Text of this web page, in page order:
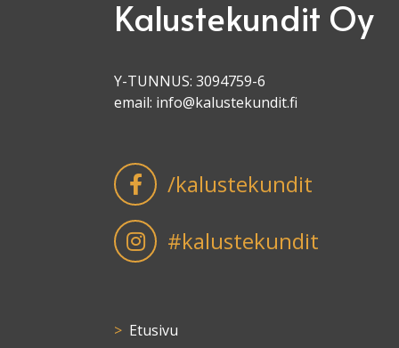
Kalustekundit Oy
Y-TUNNUS: 3094759-6
email: info@kalustekundit.fi
/kalustekundit
#kalustekundit
Etusivu